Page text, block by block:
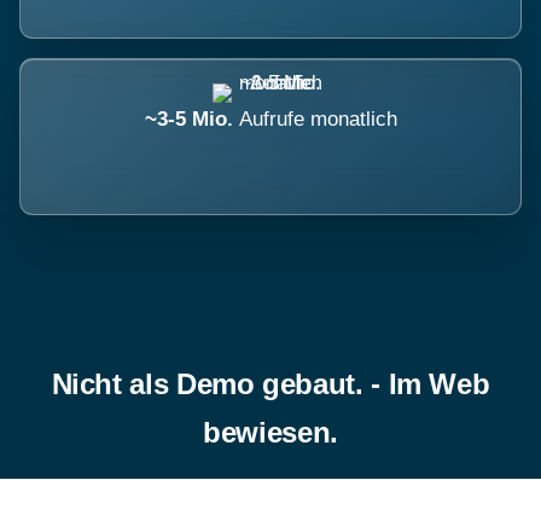
~3-5 Mio. Aufrufe monatlich
Nicht als Demo gebaut. - Im Web
bewiesen.